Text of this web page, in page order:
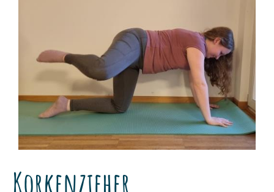
Korkenzieher